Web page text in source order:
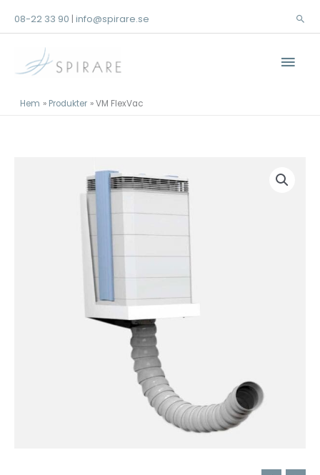
08-22 33 90 info@spirare.se Sök
Hem Produkter VM FlexVac